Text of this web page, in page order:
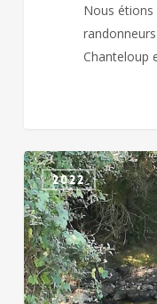
Nous étions
Chanteloup
CHICHE
2022